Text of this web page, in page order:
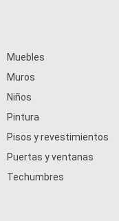
Muebles
Muros
Niños
Pintura
Pisos y revestimientos
Puertas y ventanas
Techumbres